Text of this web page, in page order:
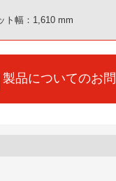
ト幅：1,610 mm
製品についてのお